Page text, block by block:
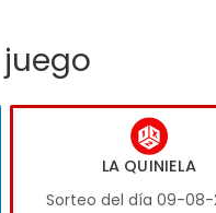
LA QUINIELA
Sorteo del día 09-08-